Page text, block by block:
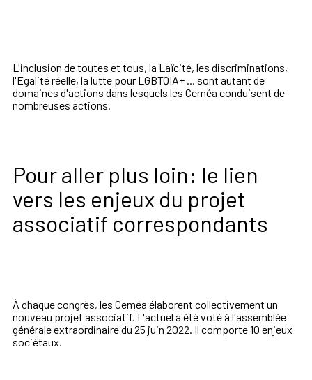
L'inclusion de toutes et tous, la Laïcité, les discriminations,
l'Egalité réelle, la lutte pour LGBTQIA+ ... sont autant de
domaines d'actions dans lesquels les Ceméa conduisent de
nombreuses actions.
Pour aller plus loin: le lien
vers les enjeux du projet
associatif correspondants
À chaque congrès, les Ceméa élaborent collectivement un
nouveau projet associatif. L'actuel a été voté à l'assemblée
générale extraordinaire du 25 juin 2022. Il comporte 10 enjeux
sociétaux.